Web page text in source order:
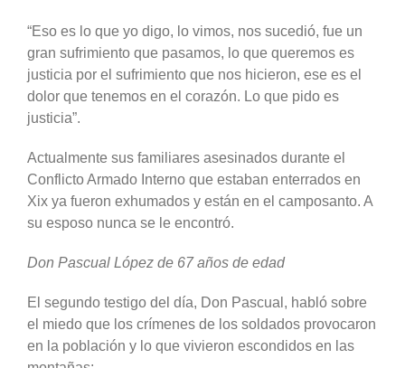
“Eso es lo que yo digo, lo vimos, nos sucedió, fue un
gran sufrimiento que pasamos, lo que queremos es
justicia por el sufrimiento que nos hicieron, ese es el
dolor que tenemos en el corazón. Lo que pido es
justicia”.
Actualmente sus familiares asesinados durante el
Conflicto Armado Interno que estaban enterrados en
Xix ya fueron exhumados y están en el camposanto. A
su esposo nunca se le encontró.
Don Pascual López de 67 años de edad
El segundo testigo del día, Don Pascual, habló sobre
el miedo que los crímenes de los soldados provocaron
en la población y lo que vivieron escondidos en las